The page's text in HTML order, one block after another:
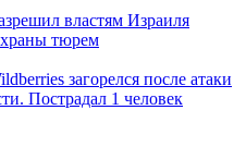
властям Израиля
тюрем
загорелся после атаки
Пострадал 1 человек